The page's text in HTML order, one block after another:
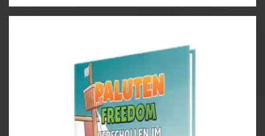
das ganze Ausmaß der Bedrohung deutlich. Nicht nur
die Raumhühner schweben in größter Gefahr, jemand
müssen in die tiefsten Nebel der Galaxie reisen und
sich einem mysteriösen Feind stellen - mit dem sie
mehr als nur ein Hühnchen zu rupfen haben.